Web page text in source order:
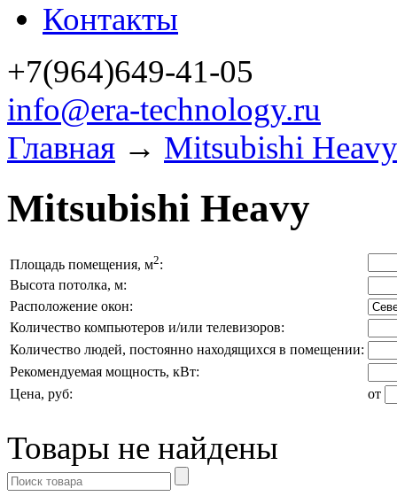
Контакты
+7(964)649-41-05
info@era-technology.ru
Главная → Mitsubishi Heavy
Mitsubishi Heavy
Площадь помещения, м2:
Высота потолка, м:
Расположение окон:
Количество компьютеров и/или телевизоров:
Количество людей, постоянно находящихся в помещении:
Рекомендуемая мощность, кВт:
Цена, руб:
от
Товары не найдены